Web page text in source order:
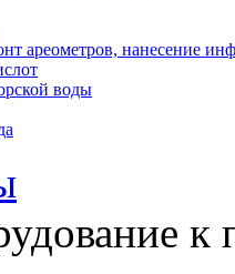
ареометров, нанесение
воды
к